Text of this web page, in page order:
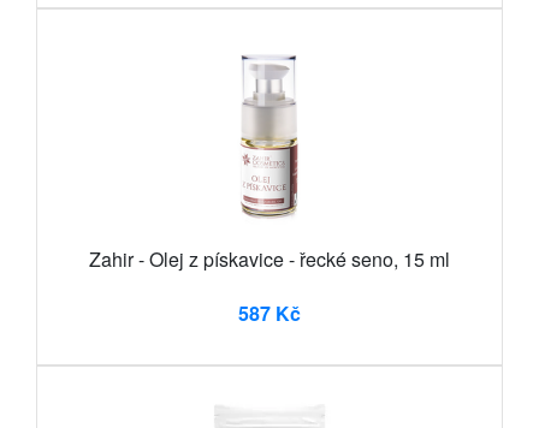
Zahir - Olej z pískavice - řecké seno, 15 ml
587 Kč